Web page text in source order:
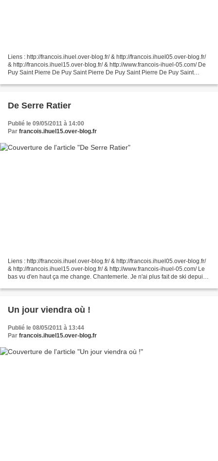
Liens : http://francois.ihuel.over-blog.fr/ & http://francois.ihuel05.over-blog.fr/
& http://francois.ihuel15.over-blog.fr/ & http://www.francois-ihuel-05.com/ De
Puy Saint Pierre De Puy Saint Pierre De Puy Saint Pierre De Puy Saint
De Serre Ratier
Publié le 09/05/2011 à 14:00
Par francois.ihuel15.over-blog.fr
Liens : http://francois.ihuel.over-blog.fr/ & http://francois.ihuel05.over-blog.fr/
& http://francois.ihuel15.over-blog.fr/ & http://www.francois-ihuel-05.com/ Le
bas vu d'en haut ça me change. Chantemerle. Je n'ai plus fait de ski depuis
Un jour viendra où !
Publié le 08/05/2011 à 13:44
Par francois.ihuel15.over-blog.fr